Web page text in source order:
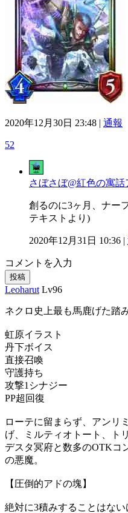
2020年12月30日 23:48 | 通報
52
さぼさぼ@紅色の寓話
創るのに3ヶ月、ナー
テキストより)
2020年12月31日 10:36 |
コメントを入力
投稿
Leoharut Lv96
ネクロ史上最も馬鹿げた踏
虹原イラスト
丹下ボイス
直接召喚
守護持ち
攻撃1シナジー
PP超回復
ローテに留まらず、アンリ
げ、ミルティオトート、ト
デスタ冥府と数多のOTKコ
の悪魔。
【圧倒的アドの塊】
絶対に3積みすることはない